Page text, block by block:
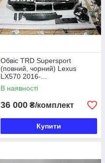
Обвіс TRD Supersport
(повний, чорний) Lexus
LX570 2016-...
В наявності
36 000 ₴/комплект
Купити